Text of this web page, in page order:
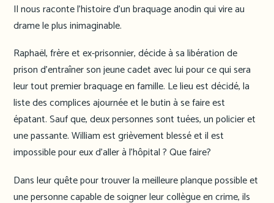
Il nous raconte l’histoire d’un braquage anodin qui vire au
drame le plus inimaginable.
Raphaël, frère et ex-prisonnier, décide à sa libération de
prison d’entraîner son jeune cadet avec lui pour ce qui sera
leur tout premier braquage en famille. Le lieu est décidé, la
liste des complices ajournée et le butin à se faire est
épatant. Sauf que, deux personnes sont tuées, un policier et
une passante. William est grièvement blessé et il est
impossible pour eux d’aller à l’hôpital ? Que faire?
Dans leur quête pour trouver la meilleure planque possible et
une personne capable de soigner leur collègue en crime, ils